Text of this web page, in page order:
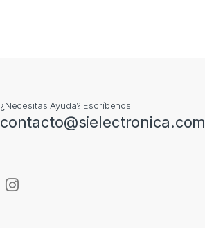
¿Necesitas Ayuda? Escríbenos
contacto@sielectronica.com